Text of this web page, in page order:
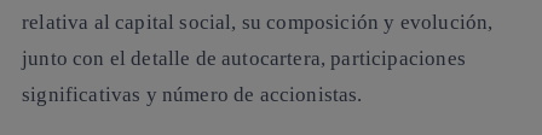
relativa alcapital social, su composición y evolución,
junto con el detalle de autocartera, participaciones
significativas y número de accionistas.